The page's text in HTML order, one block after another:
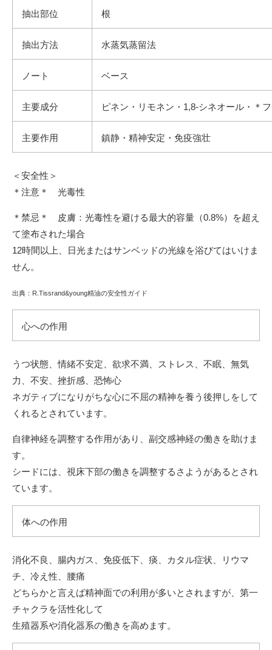
抽出部位 根
抽出方法 水蒸気蒸留法
ノート ベース
主要成分 ピネン・リモネン・1,8-シネオール・＊
主要作用 鎮静・精神安定・免疫強壮
＜安全性＞
＊注意＊ 光毒性
＊禁忌＊ 皮膚：光毒性を避ける最大的容量（0.8%）を超え
て塗布された場合
12時間以上、日光またはサンベッドの光線を浴びてはいけま
せん。
出典：R.Tissrand&young精油の安全性ガイド
心への作用
うつ状態、情緒不安定、欲求不満、ストレス、不眠、無気
力、不安、挫折感、恐怖心
ネガティブになりがちな心に不屈の精神を養う後押しをして
くれるとされています。
自律神経を調整する作用があり、副交感神経の働きを助けま
す。
シードには、視床下部の働きを調整するさようがあるとされ
ています。
体への作用
消化不良、腸内ガス、免疫低下、痰、カタル症状、リウマ
チ、冷え性、腰痛
どちらかと言えば精神面での利用が多いとされますが、第一
チャクラを活性化して
生殖器系や消化器系の働きを高めます。